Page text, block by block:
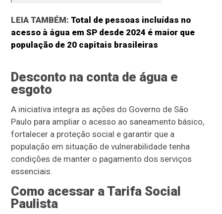
LEIA TAMBÉM:Total de pessoas incluídas no
acesso à água em SP desde 2024 é maior que
população de 20 capitais brasileiras
Desconto na conta de água e
esgoto
A iniciativa integra as ações do Governo de São
Paulo para ampliar o acesso ao saneamento básico,
fortalecer a proteção social e garantir que a
população em situação de vulnerabilidade tenha
condições de manter o pagamento dos serviços
essenciais.
Como acessar a Tarifa Social
Paulista